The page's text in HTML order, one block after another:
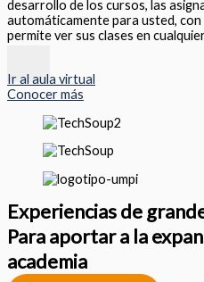
desarrollo de los cursos, las
automáticamente para usted,
permite ver sus clases en
Ir al aula virtual
Conocer más
Experiencias de
Para aportar a la
academia